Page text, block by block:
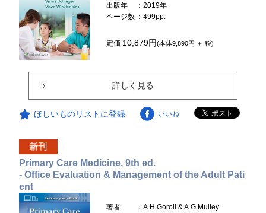
出版年
：2019年
ページ数 ：499pp.
定価 10,879円(本体9,890円 ＋ 税)
詳しく見る
ほしいものリストに登録 いいね
Primary Care Medicine, 9th ed.
- Office Evaluation & Management of the Adult Pati
ent
著者
：A.H.Goroll & A.G.Mulley